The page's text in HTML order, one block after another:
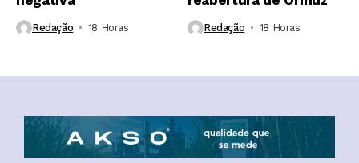
Redação 18 Horas ⁮ Redação 18 Horas ⁮